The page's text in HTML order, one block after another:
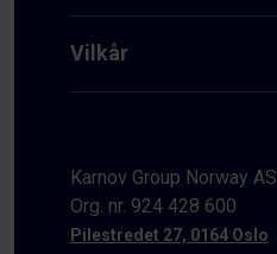
Vilkår
Karnov Group Norway AS
Org. nr. 924 428 600
Pilestredet 27, 0164 Oslo